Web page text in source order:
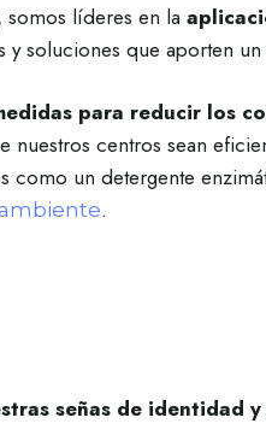
líderes en la
soluciones que aporten
para reducir los
nuestros centros sean
un detergente
.
señas de